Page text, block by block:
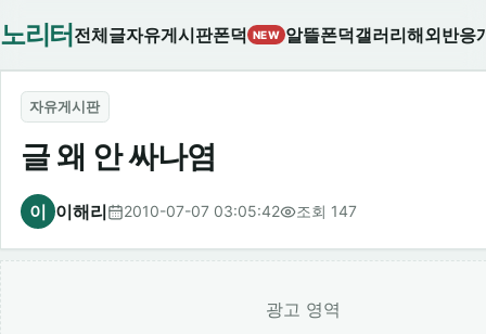
노리터 전체글자유게시판폰덕 NEW 알뜰폰덕갤러리해외반응
자유게시판
글 왜 안 싸나염
이 이해리 2010-07-07 03:05:42 조회 147
광고 영역